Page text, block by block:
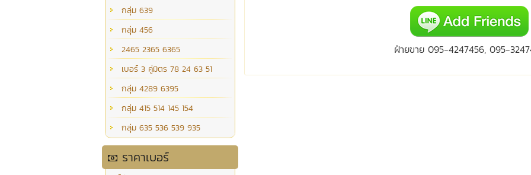
กลุ่ม 639
กลุ่ม 456
2465 2365 6365
เบอร์ 3 คู่มิตร 78 24 63 51
กลุ่ม 4289 6395
กลุ่ม 415 514 145 154
กลุ่ม 635 536 539 935
ราคาเบอร์
ฝ่ายขาย 095-4247456, 095-